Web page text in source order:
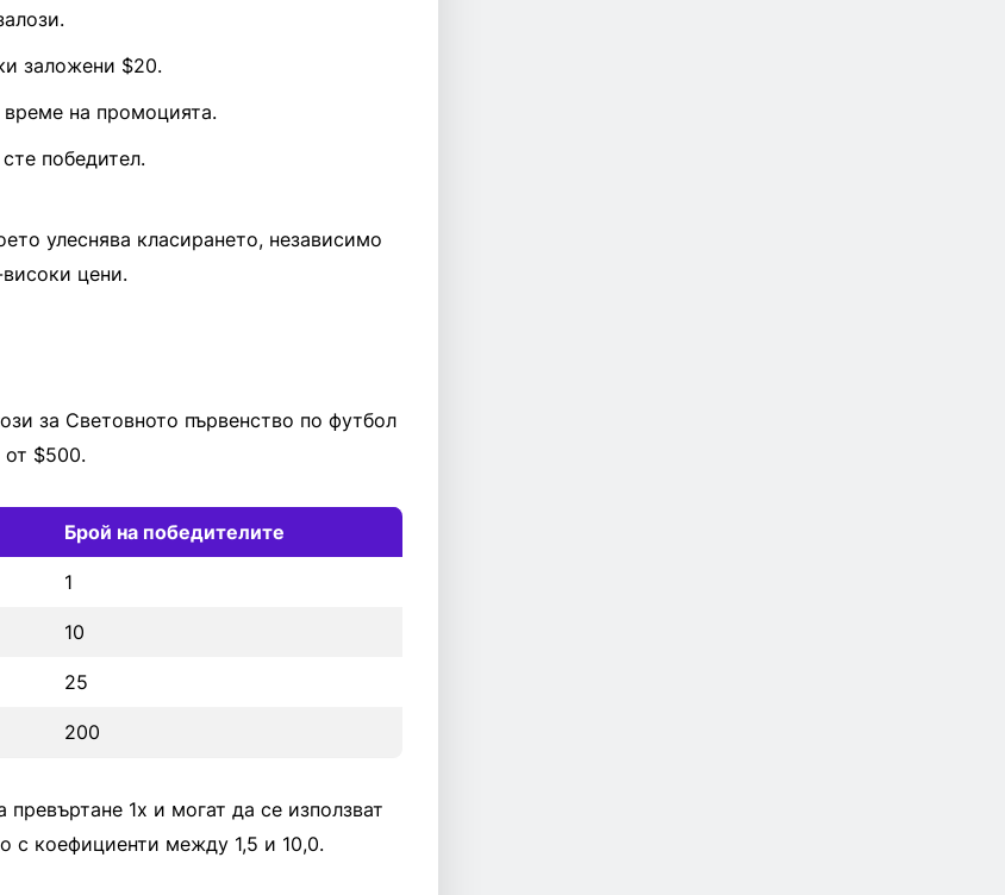
заложени $20.
на промоцията.
победител.
улеснява класирането, независимо
цени.
за Световното първенство по футбол
от $500.
Брой на победителите
1
10
25
200
превъртане 1x и могат да се използват
с коефициенти между 1,5 и 10,0.